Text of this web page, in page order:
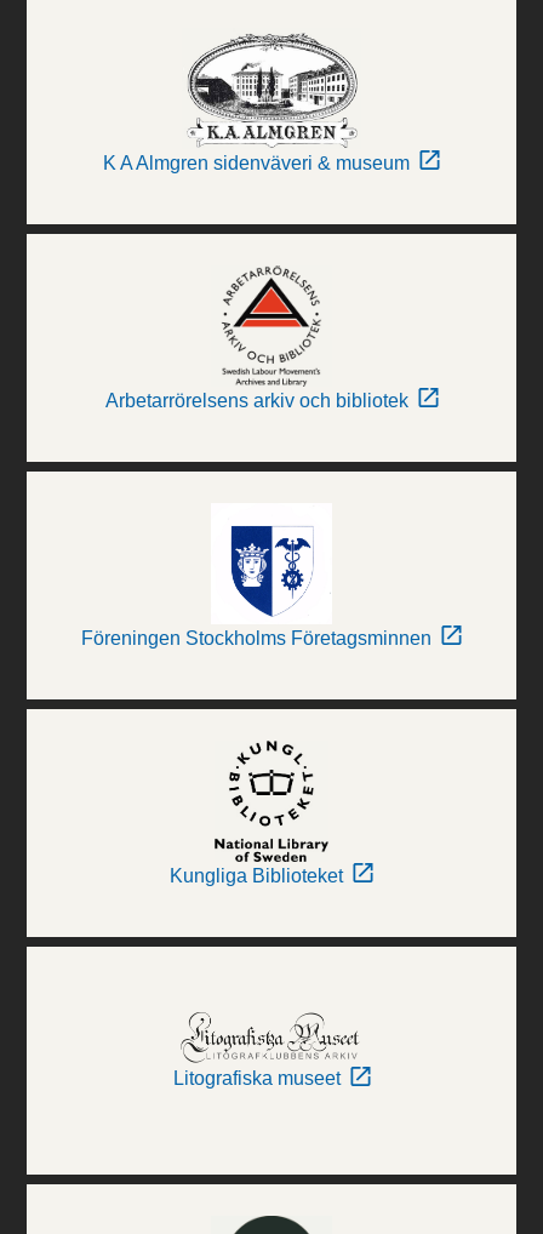
K A Almgren sidenväveri & museum
Arbetarrörelsens arkiv och bibliotek
Föreningen Stockholms Företagsminnen
Kungliga Biblioteket
Litografiska museet